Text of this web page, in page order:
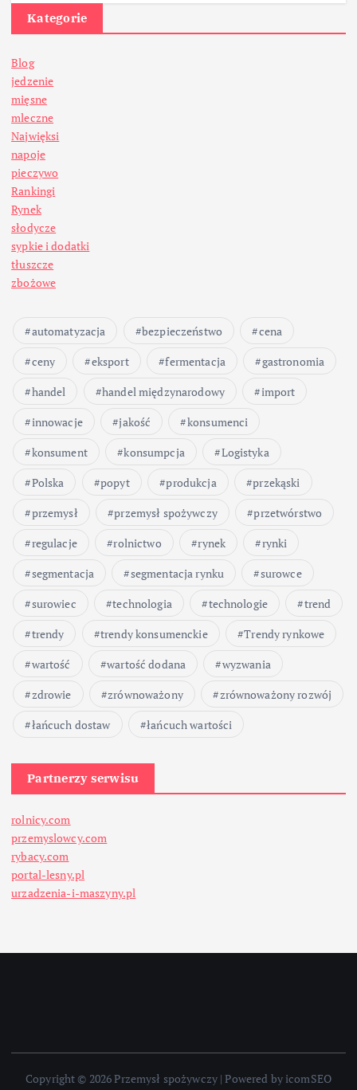
Kategorie
Blog
jedzenie
mięsne
mleczne
Najwięksi
napoje
pieczywo
Rankingi
Rynek
słodycze
sypkie i dodatki
tłuszcze
zbożowe
automatyzacja bezpieczeństwo
cena
ceny
eksport fermentacja
gastronomia
handel
handel międzynarodowy
import
innowacje
jakość
konsumenci
konsument
konsumpcja
Logistyka
Polska
popyt produkcja
przekąski
przemysł
przemysł spożywczy
przetwórstwo
regulacje
rolnictwo rynek
rynki
segmentacja
segmentacja rynku
surowce
surowiec
technologia technologie
trend
trendy
trendy konsumenckie
Trendy rynkowe
wartość
wartość dodana
wyzwania
zdrowie
zrównoważony
zrównoważony rozwój
łańcuch dostaw
łańcuch wartości
Partnerzy serwisu
rolnicy.com
przemyslowcy.com
rybacy.com
portal-lesny.pl
urzadzenia-i-maszyny.pl
Copyright © 2026 Przemysł spożywczy | Powered by icomSEO